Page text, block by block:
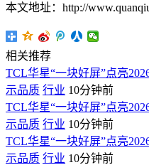
本文地址：http://
相关推荐
TCL华星“一块好屏”点亮
示品质 行业 10分钟前
TCL华星“一块好屏”点亮
示品质 行业 10分钟前
TCL华星“一块好屏”点亮
示品质 行业 10分钟前